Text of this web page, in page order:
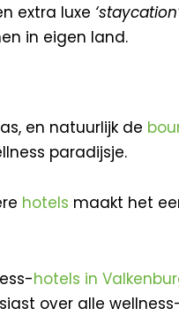
extra luxe
in eigen land.
en natuurlijk de
paradijsje.
hotels maakt het
hotels in
over alle